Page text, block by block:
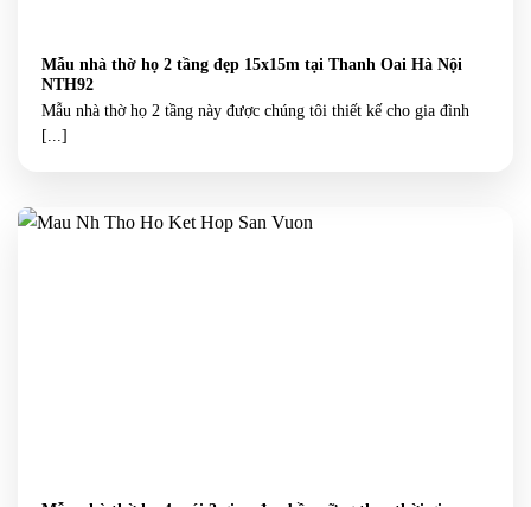
Mẫu nhà thờ họ 2 tầng đẹp 15x15m tại Thanh Oai Hà Nội
NTH92
Mẫu nhà thờ họ 2 tầng này được chúng tôi thiết kế cho gia đình
[...]